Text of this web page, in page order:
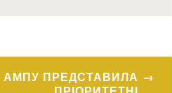
АМПУ ПРЕДСТАВИЛА